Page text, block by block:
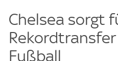
Chelsea sorgt
Fußball